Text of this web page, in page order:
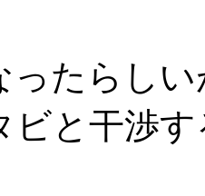
たらしい
ビと干渉